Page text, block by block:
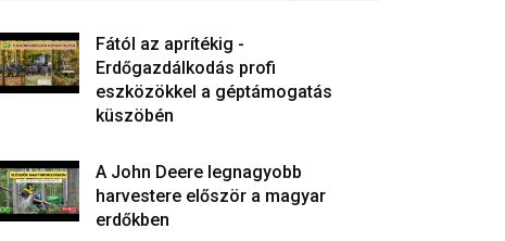
Fától az aprítékig -
Erdőgazdálkodás profi
eszközökkel a géptámogatás
küszöbén
A John Deere legnagyobb
harvestere először a magyar
erdőkben